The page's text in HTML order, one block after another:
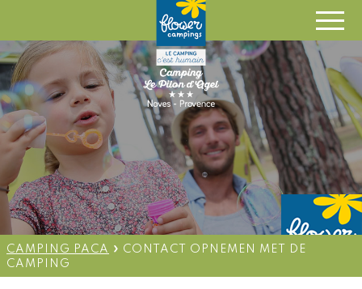
OPEN VAN 1 MEI TOT 15
SEPTEMBER 2025
CAMPING PACA » CONTACT OPNEMEN MET DE
CAMPING